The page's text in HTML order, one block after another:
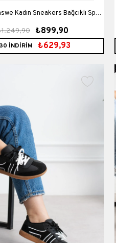
Sneakers Bağcıklı Spor
Turuncu/Beyaz Deri
₺899,90
İNDİRİM ₺629,93